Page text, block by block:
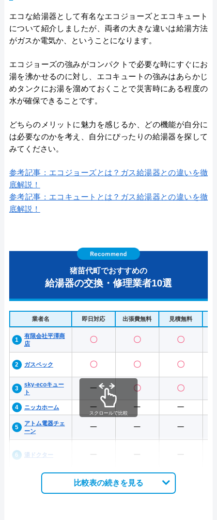
エコな給湯器として有名なエコジョーズとエコキュート
について紹介しましたが、両者の大きな違いは給湯方法
がガスか電気か、ということになります。
エコジョーズの強みがコンパクトで必要な時にすぐにお
湯を沸かせるのに対し、エコキュートの強みはあらかじ
めタンクにお湯を溜めておくことで災害時にある程度の
水が確保できることです。
どちらのメリットに魅力を感じるか、どの機能が自分に
は必要なのかを考え、自分にぴったりの給湯器を探して
みてください。
参考記事：エコジョーズとは？ガス給湯器との違いを徹
底解説！
参考記事：エコキュートとは？ガス給湯器との違いを徹
底解説！
猪苗代町でおすすめの
給湯器の交換・修理業者10選
業者名 即日対応 出張費無料 見積無料
有限会社平澤商
店
〇 〇 〇
ガスペック 〇 〇 〇
sky-ecoキュー
ト
ー 〇 〇
ニッカホーム ー ー ー
アトム電器チェ
ーン
ー ー ー
湯ドクター ー ー ー
スクロールで比較
比較表の続きを見る